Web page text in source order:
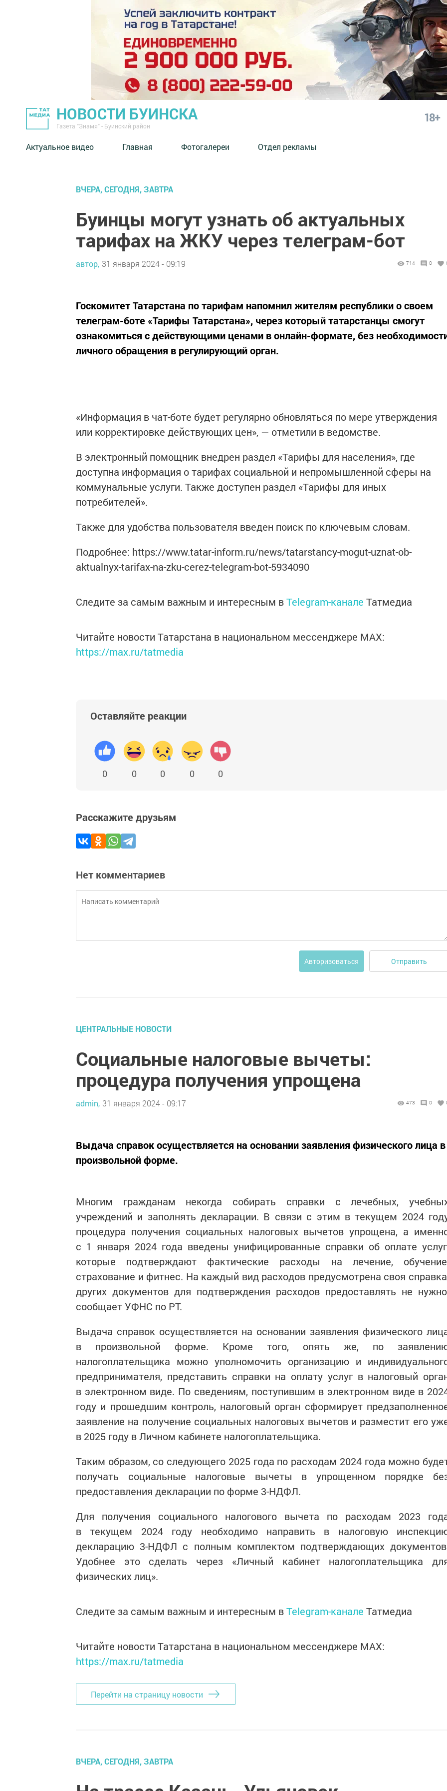
НОВОСТИ БУИНСКА
Газета "Знамя" - Буинский район
18+
Актуальное видео Главная Фотогалереи Отдел рекламы
ВЧЕРА, СЕГОДНЯ, ЗАВТРА
Буинцы могут узнать об актуальных
тарифах на ЖКУ через телеграм-бот
автор, 31 января 2024 - 09:19 714 0
Госкомитет Татарстана по тарифам напомнил жителям республики о своем
телеграм-боте «Тарифы Татарстана», через который татарстанцы смогут
ознакомиться с действующими ценами в онлайн-формате, без
личного обращения в регулирующий орган.
«Информация в чат-боте будет регулярно обновляться по мере утверждения
или корректировке действующих цен», — отметили в ведомстве.
В электронный помощник внедрен раздел «Тарифы для населения», где
доступна информация о тарифах социальной и непромышленной сферы на
коммунальные услуги. Также доступен раздел «Тарифы для иных
потребителей».
Также для удобства пользователя введен поиск по ключевым словам.
Подробнее: https://www.tatar-inform.ru/news/tatarstancy-mogut-uznat-ob-
aktualnyx-tarifax-na-zku-cerez-telegram-bot-5934090
Следите за самым важным и интересным вTelegram-канале Татмедиа
Читайте новости Татарстана в национальном мессенджере MАХ:
https://max.ru/tatmedia
Оставляйте реакции
0 0 0 0 0
Расскажите друзьям
Нет комментариев
Авторизоваться Отправить
ЦЕНТРАЛЬНЫЕ НОВОСТИ
Социальные налоговые вычеты:
процедура получения упрощена
admin, 31 января 2024 - 09:17 473 0
Выдача справок осуществляется на основании заявления физического лица в
произвольной форме.
Многим гражданам некогда собирать справки с лечебных,
учреждений и заполнять декларации. В связи с этим в текущем 2024
процедура получения социальных налоговых вычетов упрощена, а
с 1 января 2024 года введены унифицированные справки об оплате
которые подтверждают фактические расходы на лечение,
страхование и фитнес. На каждый вид расходов предусмотрена своя
других документов для подтверждения расходов предоставлять не
сообщает УФНС по РТ.
Выдача справок осуществляется на основании заявления физического
в произвольной форме. Кроме того, опять же, по
налогоплательщика можно уполномочить организацию и
предпринимателя, представить справки на оплату услуг в налоговый
в электронном виде. По сведениям, поступившим в электронном виде в
году и прошедшим контроль, налоговый орган сформирует
заявление на получение социальных налоговых вычетов и разместит его
в 2025 году в Личном кабинете налогоплательщика.
Таким образом, со следующего 2025 года по расходам 2024 года можно
получать социальные налоговые вычеты в упрощенном порядке
предоставления декларации по форме 3-НДФЛ.
Для получения социального налогового вычета по расходам 2023
в текущем 2024 году необходимо направить в налоговую
декларацию 3-НДФЛ с полным комплектом подтверждающих
Удобнее это сделать через «Личный кабинет налогоплательщика
физических лиц».
Следите за самым важным и интересным вTelegram-канале Татмедиа
Читайте новости Татарстана в национальном мессенджере MАХ:
https://max.ru/tatmedia
Перейти на страницу новости
ВЧЕРА, СЕГОДНЯ, ЗАВТРА